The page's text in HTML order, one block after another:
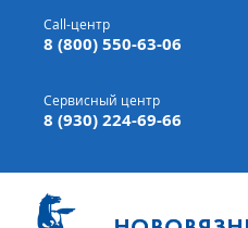
г. Вязники,ул. Механизаторов, д 90
Доставка а/м,по всей России
Call-центр
8 (800) 550-63-06
Сервисный центр
8 (930) 224-69-66